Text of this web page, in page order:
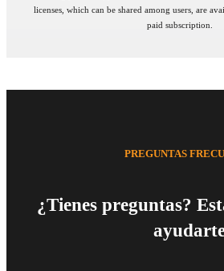
licenses, which can be shared among users, are
paid subscription.
¿Tienes preguntas?
PREGUNTAS